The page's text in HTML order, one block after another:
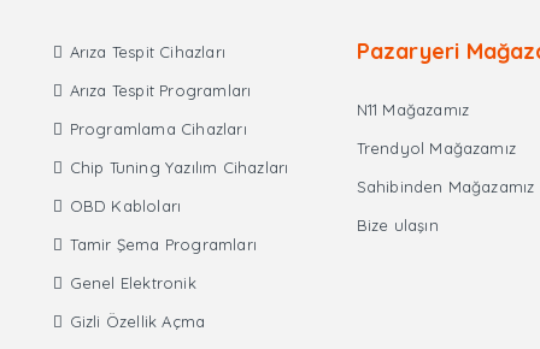
Arıza Tespit Cihazları
Arıza Tespit Programları
Programlama Cihazları
Chip Tuning Yazılım Cihazları
OBD Kabloları
Tamir Şema Programları
Genel Elektronik
Gizli Özellik Açma
Pazaryeri
N11 Mağazamız
Trendyol Mağazamız
Sahibinden Mağazamız
Bize ulaşın